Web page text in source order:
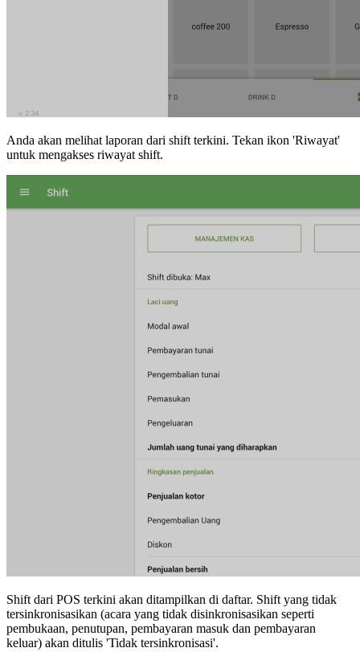
Anda akan melihat laporan dari shift terkini. Tekan ikon 'Riwayat'
untuk mengakses riwayat shift.
Shift dari POS terkini akan ditampilkan di daftar. Shift yang tidak
tersinkronisasikan (acara yang tidak disinkronisasikan seperti
pembukaan, penutupan, pembayaran masuk dan pembayaran
keluar) akan ditulis 'Tidak tersinkronisasi'.